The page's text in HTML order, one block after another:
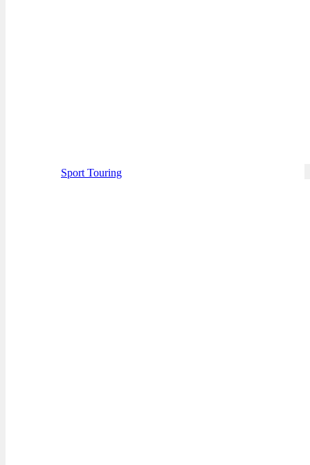
Sport Touring